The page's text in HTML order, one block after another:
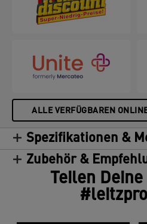
ALLE VERFÜGBAREN
Spezifikationen &
Zubehör &
Teilen